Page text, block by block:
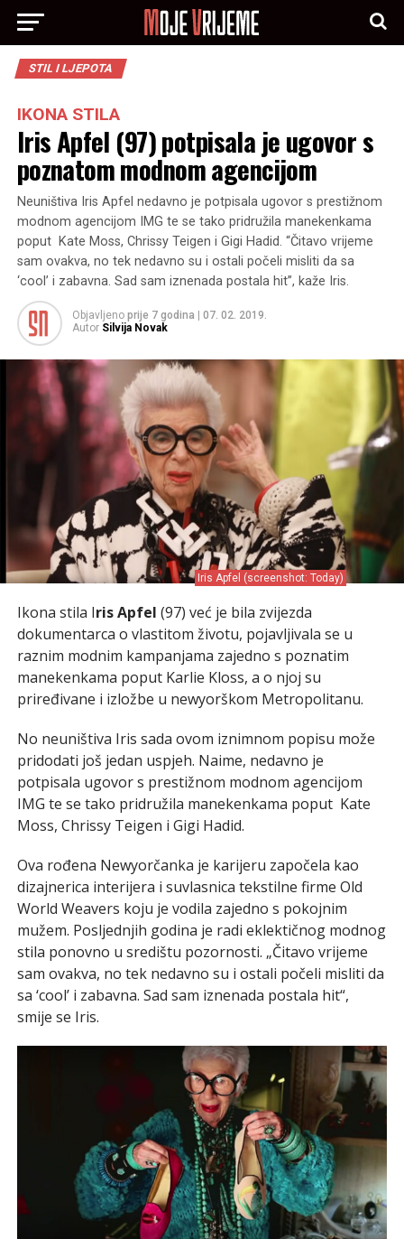
STIL I LJEPOTA
IKONA STILA
Iris Apfel (97) potpisala je ugovor s
poznatom modnom agencijom
Neuništiva Iris Apfel nedavno je potpisala ugovor s prestižnom
modnom agencijom IMG te se tako pridružila manekenkama
poput Kate Moss, Chrissy Teigen i Gigi Hadid. “Čitavo vrijeme
sam ovakva, no tek nedavno su i ostali počeli misliti da sa
‘cool’ i zabavna. Sad sam iznenada postala hit”, kaže Iris.
Objavljeno prije 7 godina
07. 02. 2019.
Autor Silvija Novak
Iris Apfel (screenshot: Today)
Ikona stila Iris Apfel (97) već je bila zvijezda
dokumentarca o vlastitom životu, pojavljivala se u
raznim modnim kampanjama zajedno s poznatim
manekenkama poput Karlie Kloss, a o njoj su
priređivane i izložbe u newyorškom Metropolitanu.
No neuništiva Iris sada ovom iznimnom popisu može
pridodati još jedan uspjeh. Naime, nedavno je
potpisala ugovor s prestižnom modnom agencijom
IMG te se tako pridružila manekenkama poput Kate
Moss, Chrissy Teigen i Gigi Hadid.
Ova rođena Newyorčanka je karijeru započela kao
dizajnerica interijera i suvlasnica tekstilne firme Old
World Weavers koju je vodila zajedno s pokojnim
mužem. Posljednjih godina je radi eklektičnog modnog
stila ponovno u središtu pozornosti. „Čitavo vrijeme
sam ovakva, no tek nedavno su i ostali počeli misliti da
sa ‘cool’ i zabavna. Sad sam iznenada postala hit“,
smije se Iris.